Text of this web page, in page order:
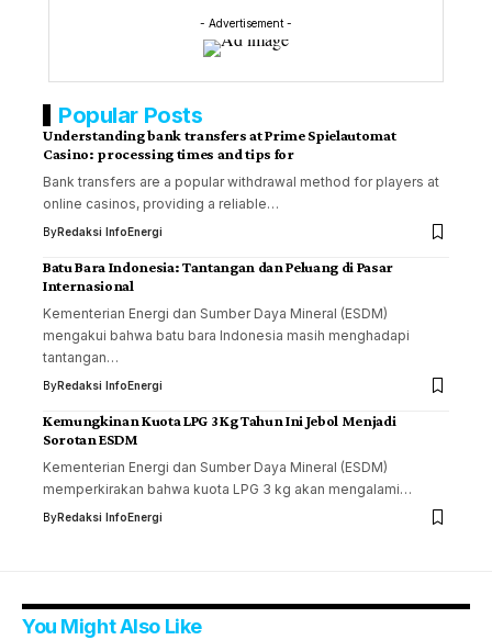
- Advertisement -
Popular Posts
Understanding bank transfers at Prime Spielautomat
Casino: processing times and tips for
Bank transfers are a popular withdrawal method for players at
online casinos, providing a reliable…
ByRedaksi InfoEnergi
Batu Bara Indonesia: Tantangan dan Peluang di Pasar
Internasional
Kementerian Energi dan Sumber Daya Mineral (ESDM)
mengakui bahwa batu bara Indonesia masih menghadapi
tantangan…
ByRedaksi InfoEnergi
Kemungkinan Kuota LPG 3 Kg Tahun Ini Jebol Menjadi
Sorotan ESDM
Kementerian Energi dan Sumber Daya Mineral (ESDM)
memperkirakan bahwa kuota LPG 3 kg akan mengalami…
ByRedaksi InfoEnergi
You Might Also Like